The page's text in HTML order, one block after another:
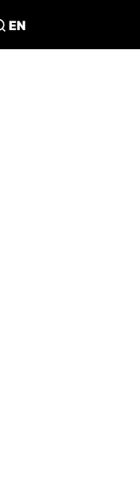
EN